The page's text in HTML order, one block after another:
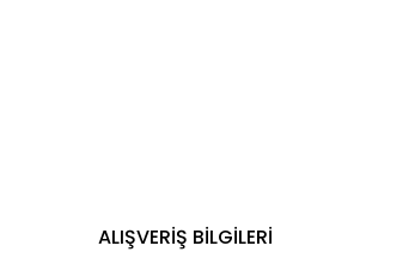
ALIŞVERİŞ BİLGİLERİ